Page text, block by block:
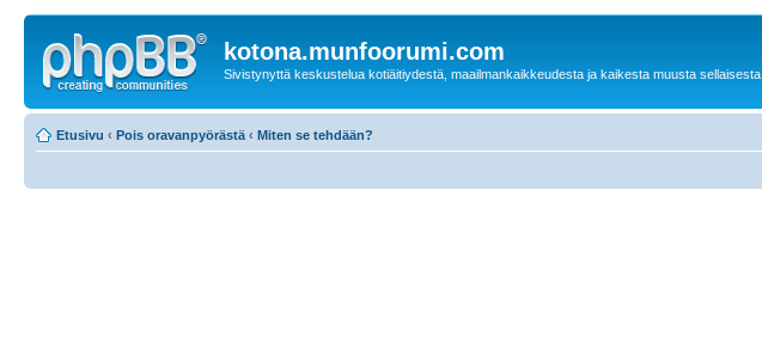
kotona.munfoorumi.com
Sivistynyttä keskustelua kotiäitiydestä, maailmankaikkeudesta ja kaikesta muusta sellaisesta
Etusivu ‹ Pois oravanpyörästä ‹ Miten se tehdään?